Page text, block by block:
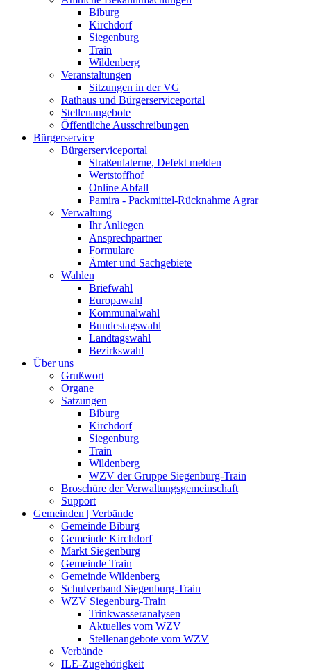
Biburg
Kirchdorf
Siegenburg
Train
Wildenberg
Veranstaltungen
Sitzungen in der VG
Rathaus und Bürgerserviceportal
Stellenangebote
Öffentliche Ausschreibungen
Bürgerservice
Bürgerserviceportal
Straßenlaterne, Defekt melden
Wertstoffhof
Online Abfall
Pamira - Packmittel-Rücknahme Agrar
Verwaltung
Ihr Anliegen
Ansprechpartner
Formulare
Ämter und Sachgebiete
Wahlen
Briefwahl
Europawahl
Kommunalwahl
Bundestagswahl
Landtagswahl
Bezirkswahl
Über uns
Grußwort
Organe
Satzungen
Biburg
Kirchdorf
Siegenburg
Train
Wildenberg
WZV der Gruppe Siegenburg-Train
Broschüre der Verwaltungsgemeinschaft
Support
Gemeinden | Verbände
Gemeinde Biburg
Gemeinde Kirchdorf
Markt Siegenburg
Gemeinde Train
Gemeinde Wildenberg
Schulverband Siegenburg-Train
WZV Siegenburg-Train
Trinkwasseranalysen
Aktuelles vom WZV
Stellenangebote vom WZV
Verbände
ILE-Zugehörigkeit